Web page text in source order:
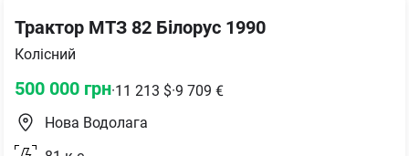
Трактор МТЗ 82 Білорус 1990
Колісний
500 000 грн·11 213 $·9 709 €
Нова Водолага